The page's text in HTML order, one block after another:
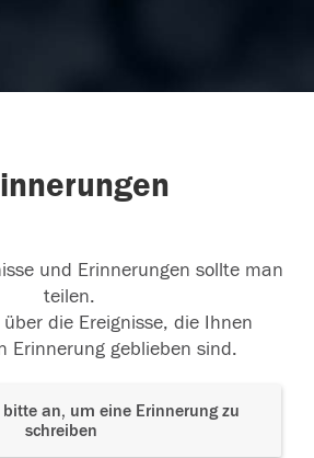
und Erinnerungen sollte man
teilen.
die Ereignisse, die Ihnen
Erinnerung geblieben sind.
an, um eine Erinnerung zu
schreiben